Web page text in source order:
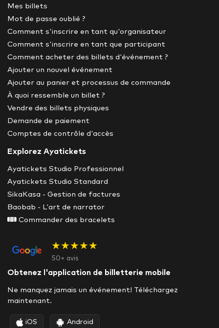
Mes billets
Mot de passe oublié ?
Comment s'inscrire en tant qu'organisateur
Comment s'inscrire en tant que participant
Comment acheter des billets d'événement ?
Ajouter un nouvel événement
Ajouter au panier et processus de commande
À quoi ressemble un billet ?
Vendre des billets physiques
Demande de paiement
Comptes de contrôle d'accès
Explorez Ayatickets
Ayatickets Studio Professionnel
Ayatickets Studio Standard
SikaKasa - Gestion de factures
Baobab - L'art de narrator
Commander des bracelets
★★★★★
50+ avis
Obtenez l'application de billetterie mobile
Ne manquez jamais un événement! Téléchargez
maintenant.
iOS Android